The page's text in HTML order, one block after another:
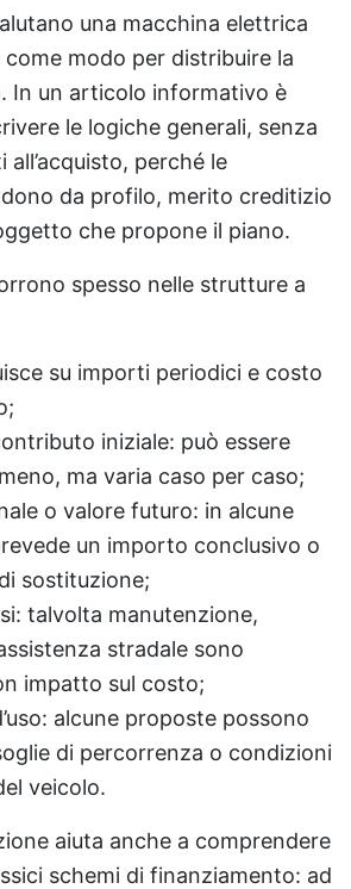
una macchina elettrica
modo per distribuire la
In un articolo informativo è
le logiche generali, senza
all’acquisto, perché le
da profilo, merito creditizio
che propone il piano.
spesso nelle strutture a
su importi periodici e costo
iniziale: può essere
ma varia caso per caso;
o valore futuro: in alcune
un importo conclusivo o
sostituzione;
talvolta manutenzione,
stradale sono
impatto sul costo;
alcune proposte possono
di percorrenza o condizioni
veicolo.
aiuta anche a comprendere
schemi di finanziamento: ad